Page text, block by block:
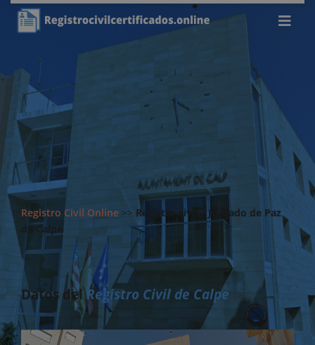
Registro Civil Online >> Registro civil – Juzgado de Paz
de Calpe
Datos delRegistro Civil de Calpe